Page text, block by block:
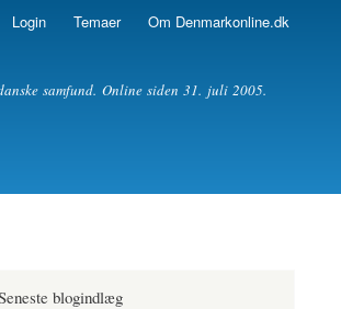
Login Temaer Om Denmarkonline.dk
samfund. Online siden 31. juli 2005.
blogindlæg